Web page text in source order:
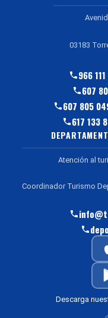
03183
966
607
607 805
617 133
Atención al
Coordinador Turismo
Descarga